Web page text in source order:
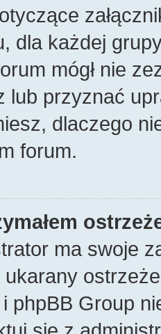
dla każdej
mógł nie
lub przyznać
dlaczego
forum.
ma swoje
ukarany
phpBB Group